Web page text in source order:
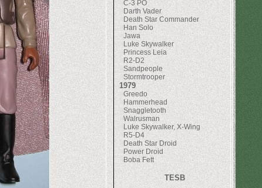
C-3 PO
Darth Vader
Death Star Commander
Han Solo
Jawa
Luke Skywalker
Princess Leia
R2-D2
Sandpeople
Stormtrooper
1979
Greedo
Hammerhead
Snaggletooth
Walrusman
Luke Skywalker, X-Wing
R5-D4
Death Star Droid
Power Droid
Boba Fett
TESB